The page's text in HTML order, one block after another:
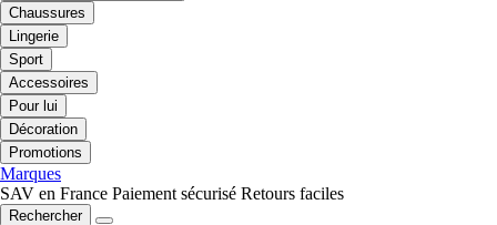
Chaussures
Lingerie
Sport
Accessoires
Pour lui
Décoration
Promotions
Marques
SAV en France Paiement sécurisé Retours faciles
Rechercher